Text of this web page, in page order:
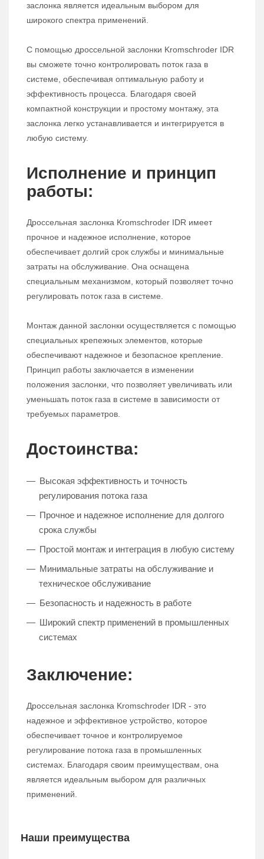
заслонка является идеальным выбором для
широкого спектра применений.
С помощью дроссельной заслонки Kromschroder IDR
вы сможете точно контролировать поток газа в
системе, обеспечивая оптимальную работу и
эффективность процесса. Благодаря своей
компактной конструкции и простому монтажу, эта
заслонка легко устанавливается и интегрируется в
любую систему.
Исполнение и принцип
работы:
Дроссельная заслонка Kromschroder IDR имеет
прочное и надежное исполнение, которое
обеспечивает долгий срок службы и минимальные
затраты на обслуживание. Она оснащена
специальным механизмом, который позволяет точно
регулировать поток газа в системе.
Монтаж данной заслонки осуществляется с помощью
специальных крепежных элементов, которые
обеспечивают надежное и безопасное крепление.
Принцип работы заключается в изменении
положения заслонки, что позволяет увеличивать или
уменьшать поток газа в системе в зависимости от
требуемых параметров.
Достоинства:
Высокая эффективность и точность
регулирования потока газа
Прочное и надежное исполнение для долгого
срока службы
Простой монтаж и интеграция в любую систему
Минимальные затраты на обслуживание и
техническое обслуживание
Безопасность и надежность в работе
Широкий спектр применений в промышленных
системах
Заключение:
Дроссельная заслонка Kromschroder IDR - это
надежное и эффективное устройство, которое
обеспечивает точное и контролируемое
регулирование потока газа в промышленных
системах. Благодаря своим преимуществам, она
является идеальным выбором для различных
применений.
Наши преимущества